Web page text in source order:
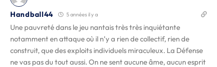
Handball44 5 années il y a
Une pauvreté dans le jeu nantais très très inquiétante
notamment en attaque où il n’y a rien de collectif, rien de
construit, que des exploits individuels miraculeux. La Défense
ne vas pas du tout aussi. On ne sent aucune âme, aucun esprit